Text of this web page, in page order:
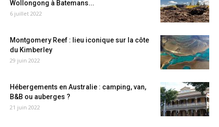
Wollongong à Batemans...
6 juillet 2022
Montgomery Reef : lieu iconique sur la côte
du Kimberley
29 juin 2022
Hébergements en Australie : camping, van,
B&B ou auberges ?
21 juin 2022